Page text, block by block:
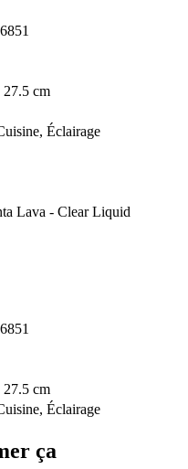
cm
Éclairage
Lava - Clear Liquid
cm
Éclairage
ça